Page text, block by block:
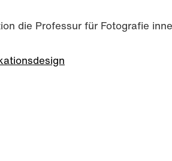
die Professur für Fotografie